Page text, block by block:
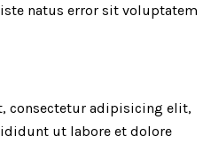
natus error sit voluptatem
consectetur adipisicing elit,
ut labore et dolore